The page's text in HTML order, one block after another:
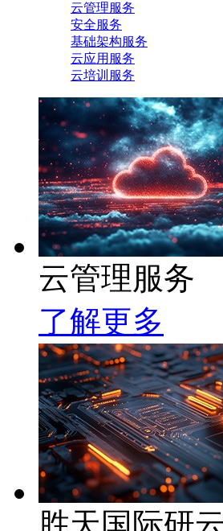
云管理服务
安全服务
基础架构服务
云应用服务
云培训服务
云管理服务
了解更多